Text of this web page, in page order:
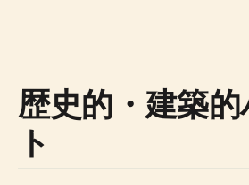
歴史的・建築
ト